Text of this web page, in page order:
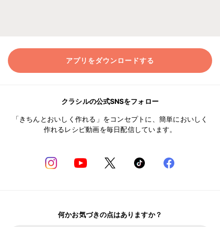
アプリをダウンロードする
クラシルの公式SNSをフォロー
「きちんとおいしく作れる」をコンセプトに、簡単においしく
作れるレシピ動画を毎日配信しています。
何かお気づきの点はありますか？